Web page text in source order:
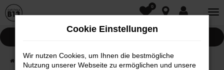
Zum
0
Škoda Kamiq kaufen im Autohaus an der B13
Cookie Einstellungen
Wir nutzen Cookies, um Ihnen die bestmögliche
Nutzung unserer Webseite zu ermöglichen und unsere